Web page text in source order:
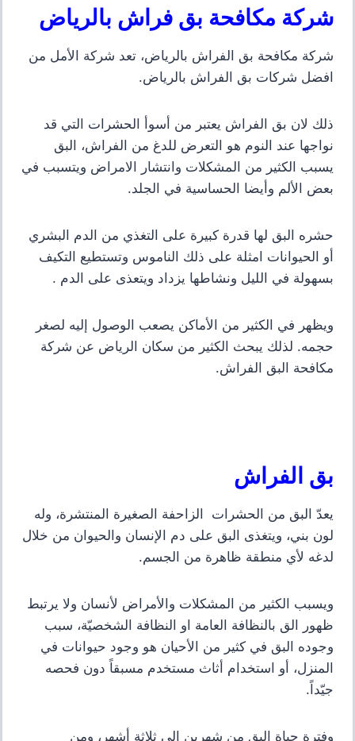
شركة مكافحة بق فراش بالرياض
شركة مكافحة بق الفراش بالرياض، تعد شركة الأمل من
افضل شركات بق الفراش بالرياض.
ذلك لان بق الفراش يعتبر من أسوأ الحشرات التي قد
نواجها عند النوم هو التعرض للدغ من الفراش، البق
يسبب الكثير من المشكلات وانتشار الامراض ويتسبب في
بعض الألم وأيضا الحساسية في الجلد.
حشره البق لها قدرة كبيرة على التغذي من الدم البشري
أو الحيوانات امثلة على ذلك الناموس وتستطيع التكيف
بسهولة في الليل ونشاطها يزداد ويتعذى على الدم .
ويظهر في الكثير من الأماكن يصعب الوصول إليه لصغر
حجمه. لذلك يبحث الكثير من سكان الرياض عن شركة
مكافحة البق الفراش.
بق الفراش
يعدّ البق من الحشرات الزاحفة الصغيرة المنتشرة، وله
لون بني، ويتغذى البق على دم الإنسان والحيوان من خلال
لدغه لأي منطقة ظاهرة من الجسم.
ويسبب الكثير من المشكلات والأمراض لأنسان ولا يرتبط
ظهور الق بالنظافة العامة او النظافة الشخصيّة، سبب
وجوده البق في كثير من الأحيان هو وجود حيوانات في
المنزل، أو استخدام أثاث مستخدم مسبقاً دون فحصه
جيّداً.
وفترة حياة البق من شهرين إلى ثلاثة أشهر، ومن